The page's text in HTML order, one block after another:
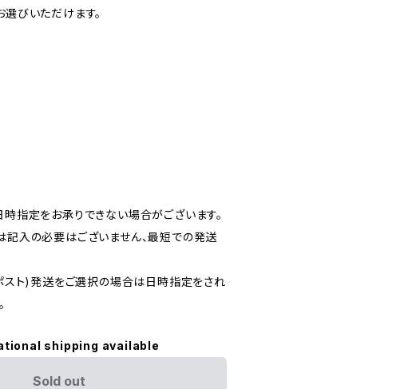
びいただけます。
指定をお承りできない場合がございます。
入の必要はございません、最短での発送
スト)発送をご選択の場合は日時指定をされ
shipping available
Sold out